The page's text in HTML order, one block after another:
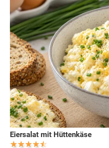
Eiersalat mit Hüttenkäse